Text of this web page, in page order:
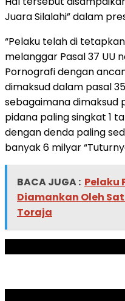
Juara Silalahi” dalam
“Pelaku telah di
melanggar Pasal 37 UU
Pornografi dengan
dimaksud dalam pasal
sebagaimana dimaksud
pidana paling singkat 1
dengan denda paling
banyak 6 milyar
BACA JUGA : Pelaku
Diamankan Oleh
Toraja